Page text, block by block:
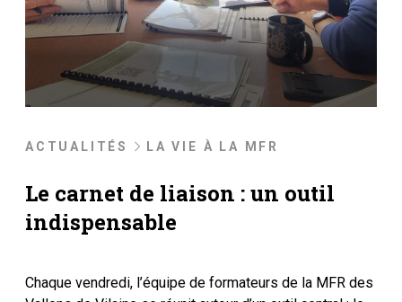
ACTUALITÉS LA VIE À LA MFR
Le carnet de liaison : un outil
indispensable
Chaque vendredi, l’équipe de formateurs de la MFR des